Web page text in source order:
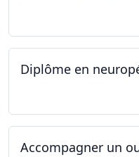
Diplôme en
Accompagner un